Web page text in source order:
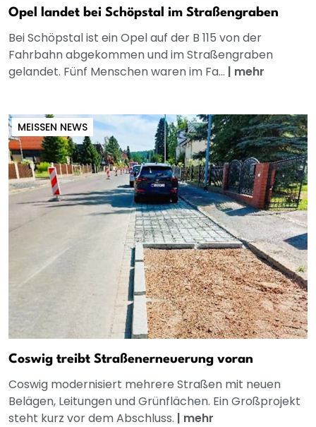
Opel landet bei Schöpstal im Straßengraben
Bei Schöpstal ist ein Opel auf der B 115 von der
Fahrbahn abgekommen und im Straßengraben
gelandet. Fünf Menschen waren im Fa... | mehr
MEISSEN NEWS
Coswig treibt Straßenerneuerung voran
Coswig modernisiert mehrere Straßen mit neuen
Belägen, Leitungen und Grünflächen. Ein Großprojekt
steht kurz vor dem Abschluss. | mehr